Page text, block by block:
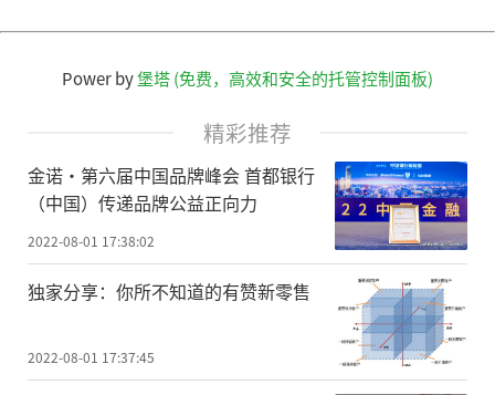
Power by堡塔 (免费，高效和安全的托管控制面板)
精彩推荐
金诺·第六届中国品牌峰会 首都银行
（中国）传递品牌公益正向力
2022-08-01 17:38:02
独家分享：你所不知道的有赞新零售
2022-08-01 17:37:45